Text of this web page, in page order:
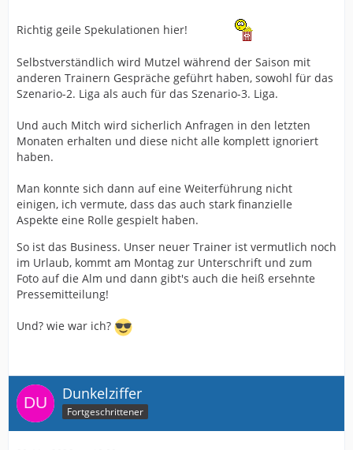
Richtig geile Spekulationen hier!
Selbstverständlich wird Mutzel während der Saison mit
anderen Trainern Gespräche geführt haben, sowohl für das
Szenario-2. Liga als auch für das Szenario-3. Liga.
Und auch Mitch wird sicherlich Anfragen in den letzten
Monaten erhalten und diese nicht alle komplett ignoriert
haben.
Man konnte sich dann auf eine Weiterführung nicht
einigen, ich vermute, dass das auch stark finanzielle
Aspekte eine Rolle gespielt haben.
So ist das Business. Unser neuer Trainer ist vermutlich noch
im Urlaub, kommt am Montag zur Unterschrift und zum
Foto auf die Alm und dann gibt's auch die heiß ersehnte
Pressemitteilung!
Und? wie war ich?
Dunkelziffer
Fortgeschrittener